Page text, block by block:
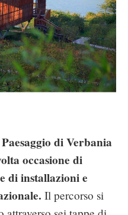
di Verbania
occasione di
di installazioni e
Il percorso si